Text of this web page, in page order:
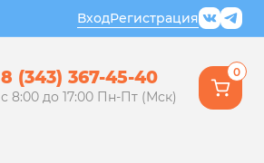
ВходРегистрация
8 (343) 367-45-40
с 8:00 до 17:00 Пн-Пт (Мск)
0